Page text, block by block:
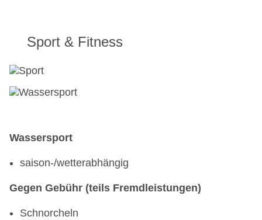
Sport & Fitness
Wassersport
saison-/wetterabhängig
Gegen Gebühr (teils Fremdleistungen)
Schnorcheln